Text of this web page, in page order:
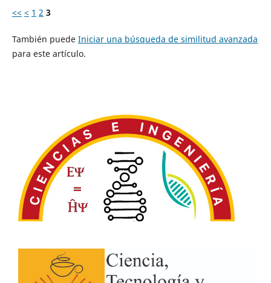
<< < 1 2 3
También puede Iniciar una búsqueda de similitud avanzada
para este artículo.